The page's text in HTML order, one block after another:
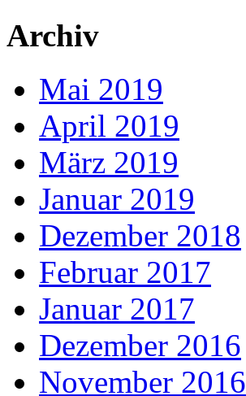
Archiv
Mai 2019
April 2019
März 2019
Januar 2019
Dezember 2018
Februar 2017
Januar 2017
Dezember 2016
November 2016